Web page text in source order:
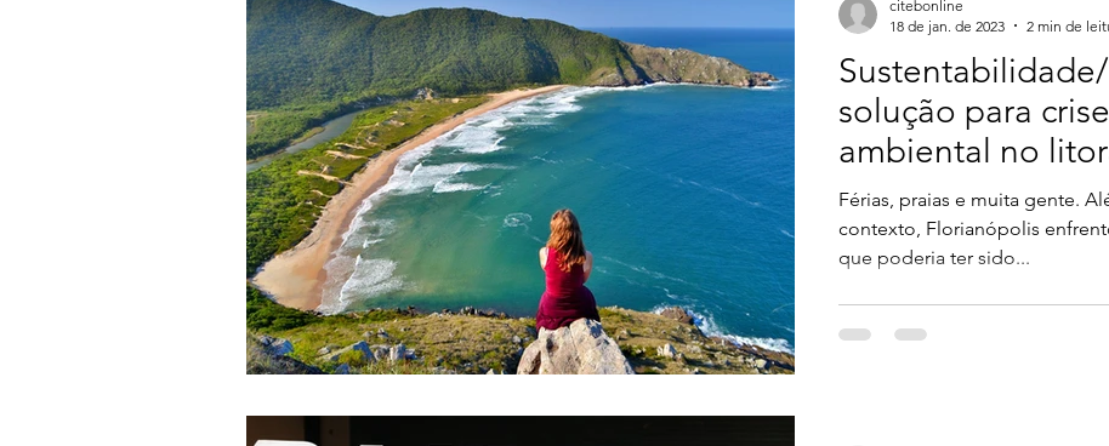
solução para
ambiental no
Férias, praias e muita gente.
contexto, Florianópolis
que poderia ter sido...
citebonline
18 de jan. de 2023
2 min de